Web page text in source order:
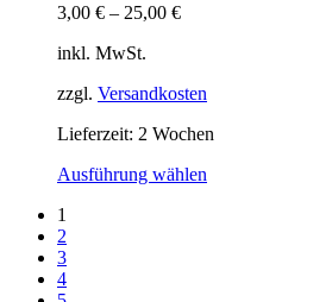
3,00 € – 25,00 €
inkl. MwSt.
zzgl. Versandkosten
Lieferzeit: 2 Wochen
Ausführung wählen
1
2
3
4